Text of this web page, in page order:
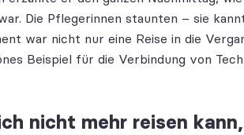
Die Pflegerinnen staunten – sie
war nicht nur eine Reise in die
Beispiel für die Verbindung von
nicht mehr reisen